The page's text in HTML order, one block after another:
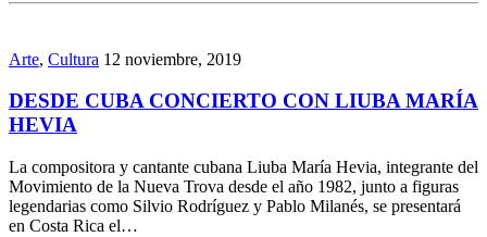
Arte, Cultura 12 noviembre, 2019
DESDE CUBA CONCIERTO CON LIUBA MARÍA
HEVIA
La compositora y cantante cubana Liuba María Hevia, integrante del
Movimiento de la Nueva Trova desde el año 1982, junto a figuras
legendarias como Silvio Rodríguez y Pablo Milanés, se presentará
en Costa Rica el…